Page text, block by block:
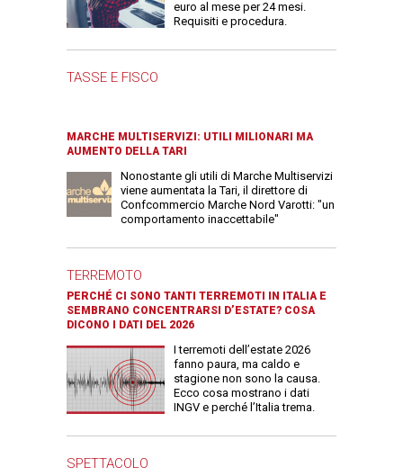
euro al mese per 24 mesi.
Requisiti e procedura.
TASSE E FISCO
MARCHE MULTISERVIZI: UTILI MILIONARI MA
AUMENTO DELLA TARI
Nonostante gli utili di Marche Multiservizi
viene aumentata la Tari, il direttore di
Confcommercio Marche Nord Varotti: "un
comportamento inaccettabile"
TERREMOTO
PERCHÉ CI SONO TANTI TERREMOTI IN ITALIA E
SEMBRANO CONCENTRARSI D’ESTATE? COSA
DICONO I DATI DEL 2026
I terremoti dell’estate 2026
fanno paura, ma caldo e
stagione non sono la causa.
Ecco cosa mostrano i dati
INGV e perché l’Italia trema.
SPETTACOLO